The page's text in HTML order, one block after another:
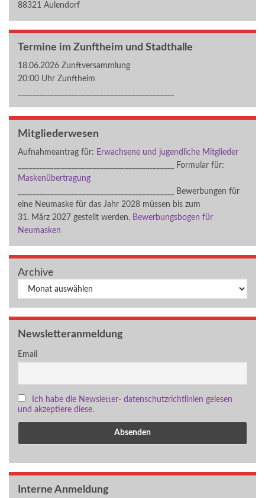
88321 Aulendorf
Termine im Zunftheim und Stadthalle
18.06.2026 Zunftversammlung
20:00 Uhr Zunftheim
Mitgliederwesen
Aufnahmeantrag für: Erwachsene und jugendliche Mitglieder
____________________________________________ Formular für:
Maskenübertragung
____________________________________________ Bewerbungen für
eine Neumaske für das Jahr 2028 müssen bis zum
31. März 2027 gestellt werden. Bewerbungsbogen für
Neumasken
Archive
Archiv
Newsletteranmeldung
Email
Ich habe die Newsletter- datenschutzrichtlinien gelesen
und akzeptiere diese.
Interne Anmeldung